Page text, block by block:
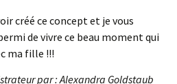
créé ce concept et je vous
de vivre ce beau moment qui
ma fille !!!
par : Alexandra Goldstaub